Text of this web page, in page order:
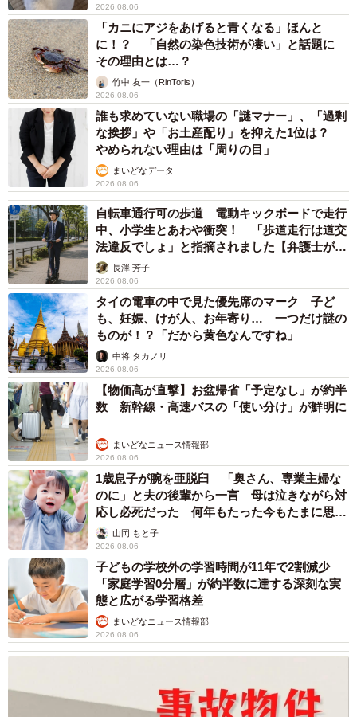
こと
平藤 清刀
2026.08.06
東京・千代田区の中央線高架に心ない落書き
歴史ある昌平橋架道橋の被害に怒りの声 「何
も分かってないし、センスも古い」「罰則強化
して」中将 タカノリ
2026.08.06
もしかすると「下山ダッシュ」 リニア中央新
幹線の長野県駅 在来線との乗り継ぎなし→な
ら走れば間に合うんじゃない？ 惜しい位置関
係が反響
中将 タカノリ
2026.08.06
「なんじゃこりゃ！」「ロボ？」大阪・梅田に
そびえる物体の正体は？ 昭和の遺産を調査し
てみた結果…
太田 浩子
2026.08.06
エジプトで自撮りしていたら、ガイドが「撮り
ますよ！」→ノリノリでポーズを取っていた
ら……スマホを返してもらえない 「日本人は
カモ代表かも」「私は6時間で3万円払った」
宮前 晶子
2026.08.06
詐欺メール続々 社員を個人アカウントへ誘導
→最後は不正送金…求められる「だまされる前
提」の対策
井二 かける
2026.08.06
重みも歴史もズッシリ…出雲大社の日本最大級
「大しめ縄」が8年ぶり掛けかえ 伝統の「大
撚り合わせ」が28万回超再生「ほんとに圧巻」
まいどなニュース調査部
2026.08.06
「これ全部長野県」海外のような絶景ショット
に感動と反響「離れてからいいところだったん
だって気づいた」
行橋 友
「2時間サスペンスの女王」 聞いていたのと